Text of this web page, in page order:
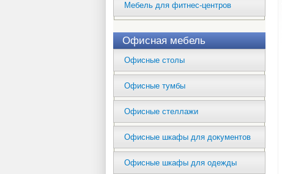
Мебель для фитнес-центров
Офисная мебель
Офисные столы
Офисные тумбы
Офисные стеллажи
Офисные шкафы для документов
Офисные шкафы для одежды